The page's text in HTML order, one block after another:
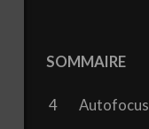
SOMMAIRE
4 Autofocus